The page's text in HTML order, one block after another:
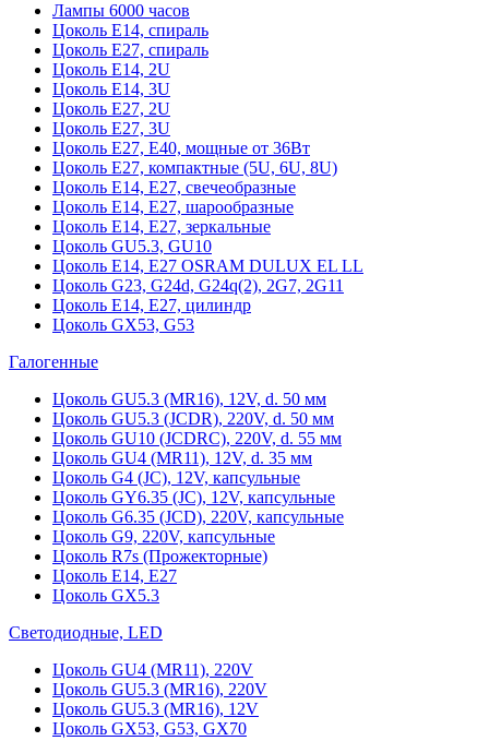
Лампы 6000 часов
Цоколь Е14, спираль
Цоколь Е27, спираль
Цоколь Е14, 2U
Цоколь Е14, 3U
Цоколь Е27, 2U
Цоколь Е27, 3U
Цоколь Е27, Е40, мощные от 36Вт
Цоколь Е27, компактные (5U, 6U, 8U)
Цоколь Е14, Е27, свечеобразные
Цоколь Е14, Е27, шарообразные
Цоколь Е14, Е27, зеркальные
Цоколь GU5.3, GU10
Цоколь Е14, Е27 OSRAM DULUX EL LL
Цоколь G23, G24d, G24q(2), 2G7, 2G11
Цоколь Е14, Е27, цилиндр
Цоколь GX53, G53
Галогенные
Цоколь GU5.3 (MR16), 12V, d. 50 мм
Цоколь GU5.3 (JCDR), 220V, d. 50 мм
Цоколь GU10 (JCDRC), 220V, d. 55 мм
Цоколь GU4 (MR11), 12V, d. 35 мм
Цоколь G4 (JC), 12V, капсульные
Цоколь GY6.35 (JC), 12V, капсульные
Цоколь G6.35 (JCD), 220V, капсульные
Цоколь G9, 220V, капсульные
Цоколь R7s (Прожекторные)
Цоколь E14, E27
Цоколь GX5.3
Светодиодные, LED
Цоколь GU4 (MR11), 220V
Цоколь GU5.3 (MR16), 220V
Цоколь GU5.3 (MR16), 12V
Цоколь GX53, G53, GX70